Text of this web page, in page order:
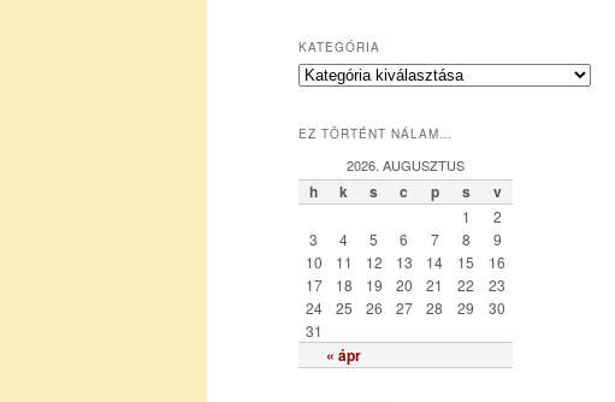
KATEGÓRIA
K
e
r
EZ TÖRTÉNT NÁLAM…
2026. AUGUSZTUS
h k s c p s v
« ápr
1
2
3
4 5 6 7 8
9
10
11 12 13 14 15
16
17
18 19 20 21 22
23
24
25 26 27 28 29
30
31